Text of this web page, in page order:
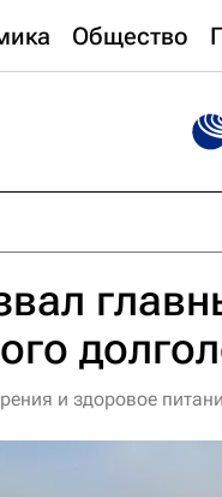
Общество
и здоровое